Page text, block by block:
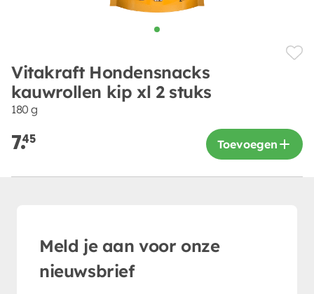
Vitakraft Hondensnacks
kauwrollen kip xl 2 stuks
180 g
7.45 Toevoegen
Meld je aan voor onze
nieuwsbrief